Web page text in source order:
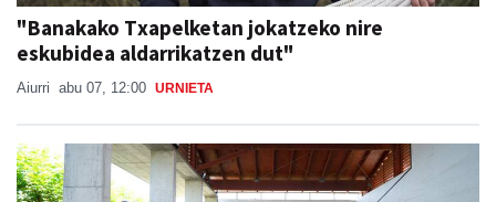
"Banakako Txapelketan jokatzeko nire
eskubidea aldarrikatzen dut"
Aiurri abu 07, 12:00 URNIETA